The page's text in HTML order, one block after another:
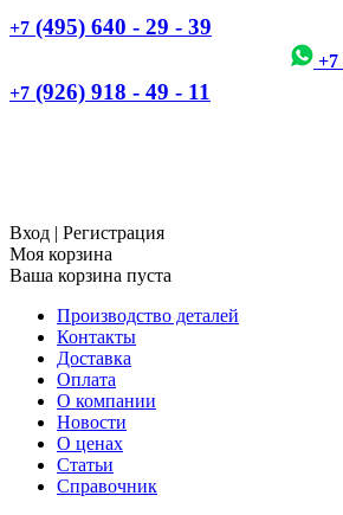
+7 (495) 640 - 29 - 39
+7
+7 (926) 918 - 49 - 11
Вход | Регистрация
Моя корзина
Ваша корзина пуста
Производство деталей
Контакты
Доставка
Оплата
О компании
Новости
О ценах
Статьи
Справочник